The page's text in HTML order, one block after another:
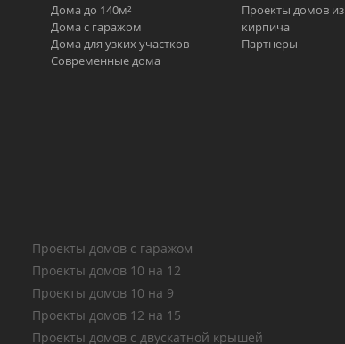
Дома до 140м²
Дома с гаражом
Дома для узких участков
Современные дома
Проекты домов из
кирпича
Партнеры
Проекты домов с гаражом
Проекты домов 10 на 12
Проекты домов 10 на 9
Проекты домов 12 на 15
Проекты домов с двускатной крышей